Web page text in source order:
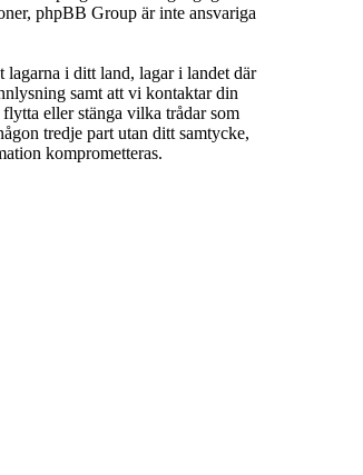
phpBB Group är inte ansvariga
lagarna i ditt land, lagar i landet där
samt att vi kontaktar din
eller stänga vilka trådar som
tredje part utan ditt samtycke,
komprometteras.